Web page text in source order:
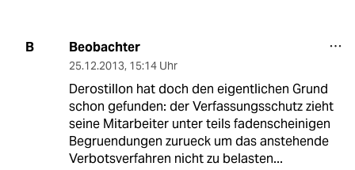
B Beobachter
25.12.2013, 15:14 Uhr
Derostillon hat doch den eigentlichen Grund
schon gefunden: der Verfassungsschutz zieht
seine Mitarbeiter unter teils fadenscheinigen
Begruendungen zurueck um das anstehende
Verbotsverfahren nicht zu belasten...